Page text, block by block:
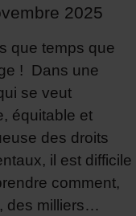
2025
que temps que
! Dans une
se veut
équitable et
des droits
il est difficile
comment,
des milliers…